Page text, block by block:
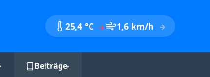
25,4 °C 1,6 km/h
Beiträge